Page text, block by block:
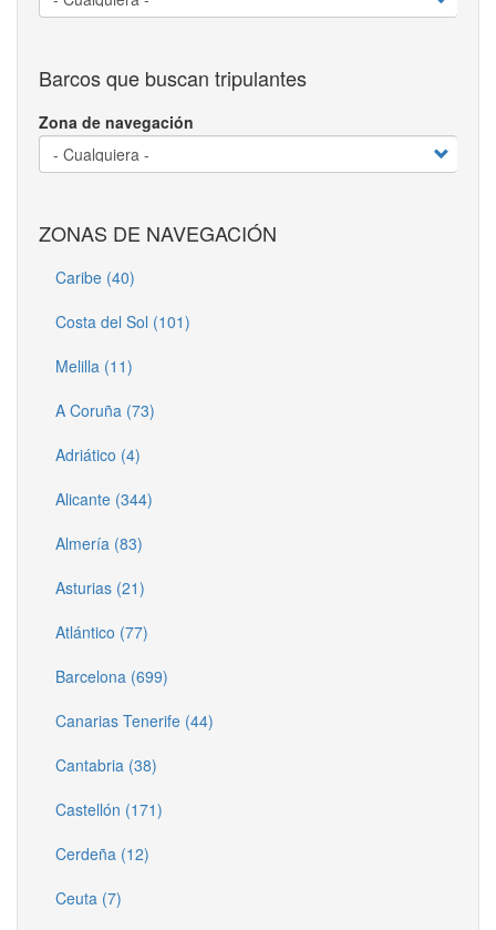
Barcos que buscan tripulantes
Zona de navegación
ZONAS DE NAVEGACIÓN
Caribe (40)
Costa del Sol (101)
Melilla (11)
A Coruña (73)
Adriático (4)
Alicante (344)
Almería (83)
Asturias (21)
Atlántico (77)
Barcelona (699)
Canarias Tenerife (44)
Cantabria (38)
Castellón (171)
Cerdeña (12)
Ceuta (7)